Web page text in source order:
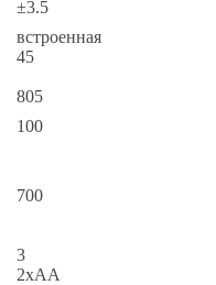
±3.5
встроенная
45
805
100
700
3
2xAA